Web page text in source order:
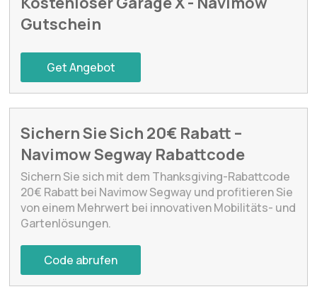
Gutschein
Get Angebot
Sichern Sie Sich 20€ Rabatt –
Navimow Segway Rabattcode
Sichern Sie sich mit dem Thanksgiving-Rabattcode
20€ Rabatt bei Navimow Segway und profitieren Sie
von einem Mehrwert bei innovativen Mobilitäts- und
Gartenlösungen.
Code abrufen